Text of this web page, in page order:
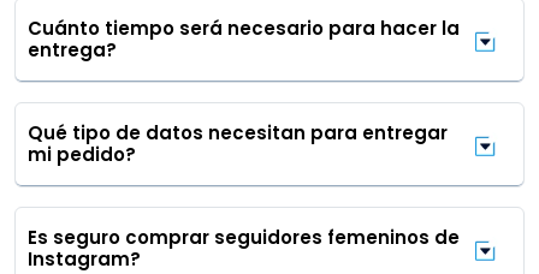
Cuánto tiempo será necesario para hacer la
entrega?
Qué tipo de datos necesitan para entregar
mi pedido?
Es seguro comprar seguidores femeninos de
Instagram?